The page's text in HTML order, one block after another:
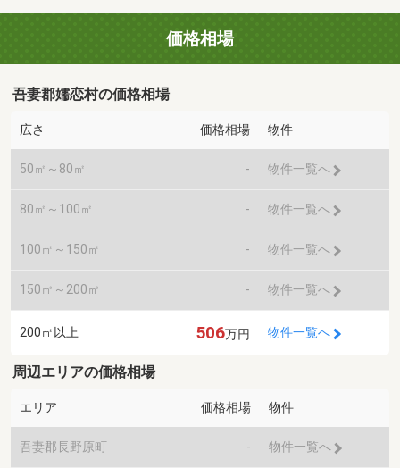
価格相場
吾妻郡嬬恋村の価格相場
広さ 価格相場 物件
50㎡～80㎡ - 物件一覧へ
80㎡～100㎡ - 物件一覧へ
100㎡～150㎡ - 物件一覧へ
150㎡～200㎡ - 物件一覧へ
200㎡以上 506万円 物件一覧へ
周辺エリアの価格相場
エリア 価格相場 物件
吾妻郡長野原町 - 物件一覧へ